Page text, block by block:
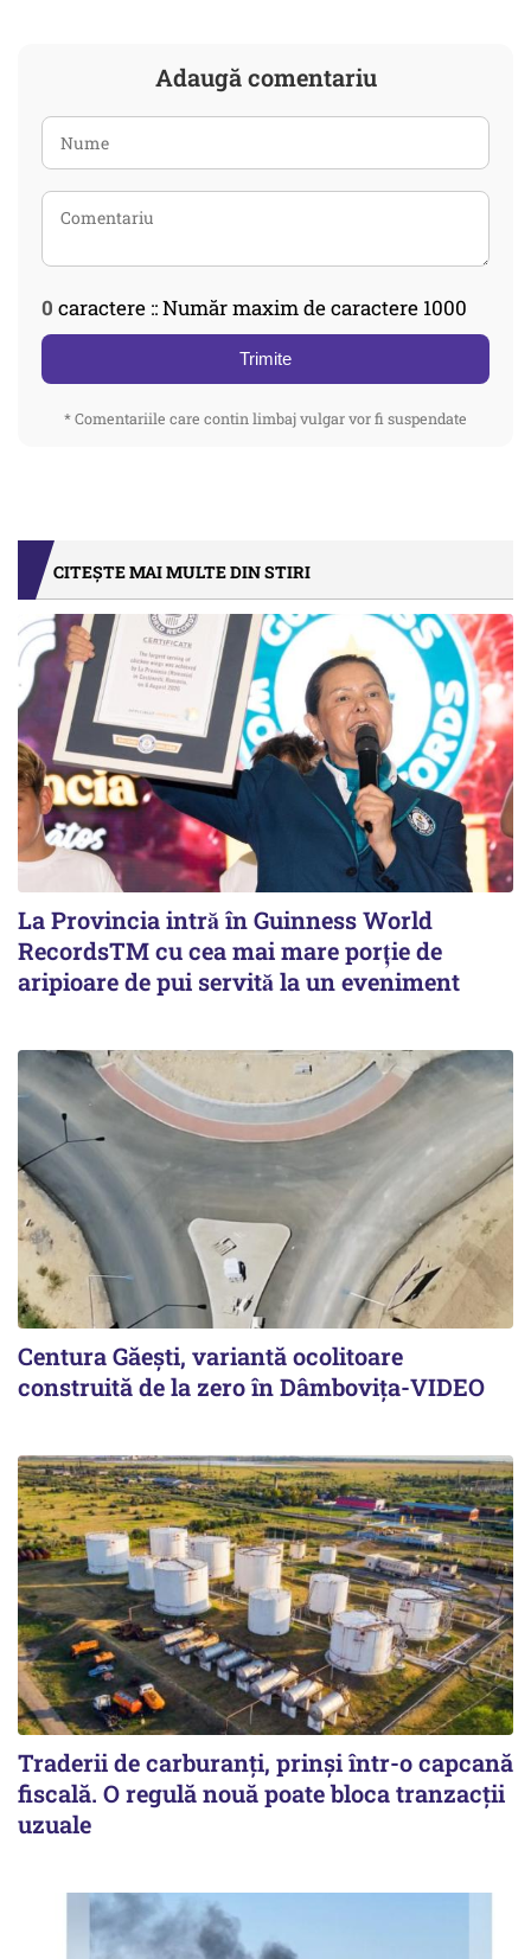
Adaugă comentariu
0 caractere :: Număr maxim de caractere 1000
Trimite
* Comentariile care contin limbaj vulgar vor fi suspendate
CITEȘTE MAI MULTE DIN STIRI
La Provincia intră în Guinness World
RecordsTM cu cea mai mare porție de
aripioare de pui servită la un eveniment
Centura Găești, variantă ocolitoare
construită de la zero în Dâmbovița-VIDEO
Traderii de carburanți, prinși într-o capcană
fiscală. O regulă nouă poate bloca tranzacții
uzuale